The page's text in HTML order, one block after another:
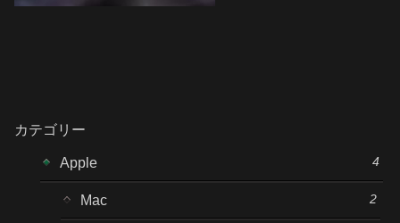
カテゴリー
Apple 4
Mac 2